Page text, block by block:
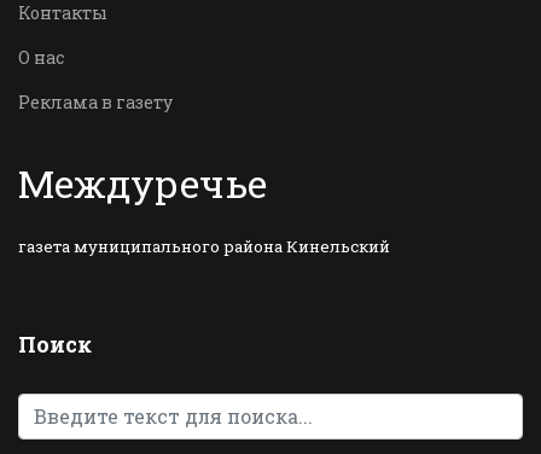
Контакты
О нас
Реклама в газету
Междуречье
газета муниципального района Кинельский
Поиск